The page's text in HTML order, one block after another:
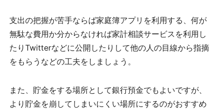
支出の把握が苦手ならば家庭簿アプリを利用する、何が
無駄な費用か分からなければ家計相談サービスを利用し
たりTwitterなどに公開したりして他の人の目線から指摘
をもらうなどの工夫をしましょう。
また、貯金をする場所として銀行預金でもよいですが、
より貯金を崩してしまいにくい場所にするのがおすすめ